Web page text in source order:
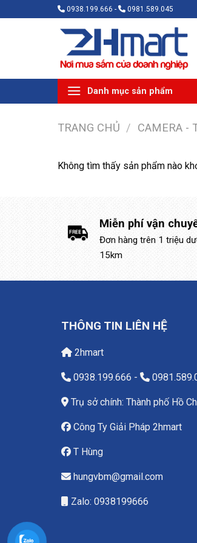
qua
0938.199.666 - 0981.589.045
Danh mục sản phẩm
TRANG CHỦ / CAMERA -
Không tìm thấy sản phẩm nào
Miễn phí vận
Đơn hàng trên 1 triệu
15km
THÔNG TIN LIÊN HỆ
2hmart
0938.199.666 -
Trụ sở chính: Thành phố Hồ
Công Ty Giải Pháp 2hmart
T Hùng
hungvbm@gmail.com
Zalo: 0938199666